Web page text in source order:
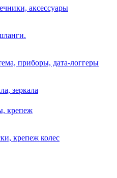
аксессуары
приборы, дата-логгеры
зеркала
крепеж
крепеж колес